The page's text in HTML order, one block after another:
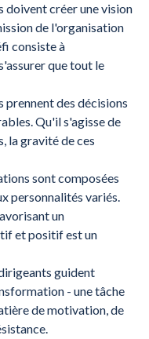
doivent créer une vision
de l'organisation
consiste à
que tout le
des décisions
Qu'il s'agisse de
la gravité de ces
sont composées
personnalités variés.
un
et positif est un
guident
- une tâche
de motivation, de